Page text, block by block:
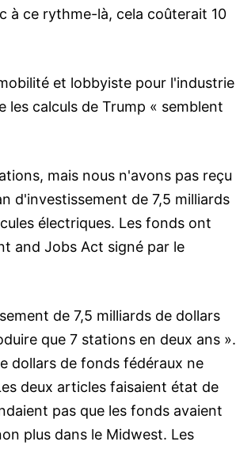
à ce rythme-là, cela coûterait 10
et lobbyiste pour l'industrie
les calculs de Trump « semblent
mais nous n'avons pas reçu
d'investissement de 7,5 milliards
électriques. Les fonds ont
and Jobs Act signé par le
de 7,5 milliards de dollars
que 7 stations en deux ans ».
dollars de fonds fédéraux ne
deux articles faisaient état de
pas que les fonds avaient
plus dans le Midwest. Les